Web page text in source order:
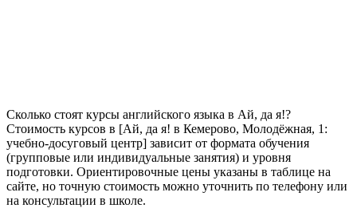
Сколько стоят курсы английского языка в Ай, да я!?
Стоимость курсов в [Ай, да я! в Кемерово, Молодёжная, 1:
учебно-досуговый центр] зависит от формата обучения
(групповые или индивидуальные занятия) и уровня
подготовки. Ориентировочные цены указаны в таблице на
сайте, но точную стоимость можно уточнить по телефону или
на консультации в школе.